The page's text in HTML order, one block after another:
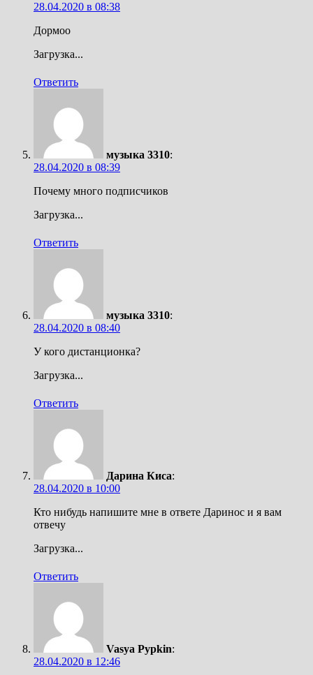
28.04.2020 в 08:38
Дормоо
Загрузка...
Ответить
музыка 3310:
28.04.2020 в 08:39
Почему много подписчиков
Загрузка...
Ответить
музыка 3310:
28.04.2020 в 08:40
У кого дистанционка?
Загрузка...
Ответить
Дарина Киса:
28.04.2020 в 10:00
Кто нибудь напишите мне в ответе Даринос и я вам
отвечу
Загрузка...
Ответить
Vasya Pypkin:
28.04.2020 в 12:46